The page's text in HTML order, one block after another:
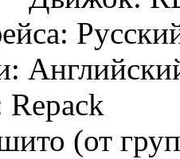
Repack
(от